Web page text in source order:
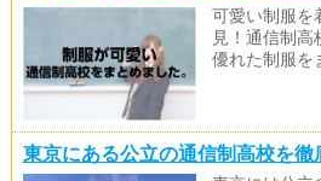
可愛い制服を
見！通信制高
優れた制服
東京にある公立の通信制高校を徹